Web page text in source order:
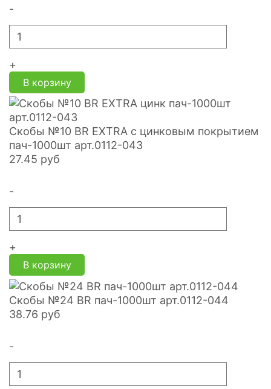
-
+
В корзину
Скобы №10 BR EXTRA с цинковым покрытием
пач-1000шт арт.0112-043
27.45 руб
-
+
В корзину
Скобы №24 BR пач-1000шт арт.0112-044
38.76 руб
-